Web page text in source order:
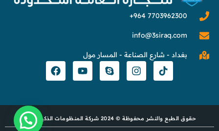
info@3siraq.com
بغداد - شارع الصناعة - المسار مول
حقوق الطبع والنشر محفوظة © 2024 شركة المنظومات الذكية الآمنة